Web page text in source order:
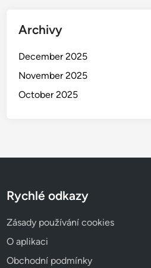
Archivy
December 2025
November 2025
October 2025
Rychlé odkazy
Zásady používání cookies
O aplikaci
Obchodní podmínky